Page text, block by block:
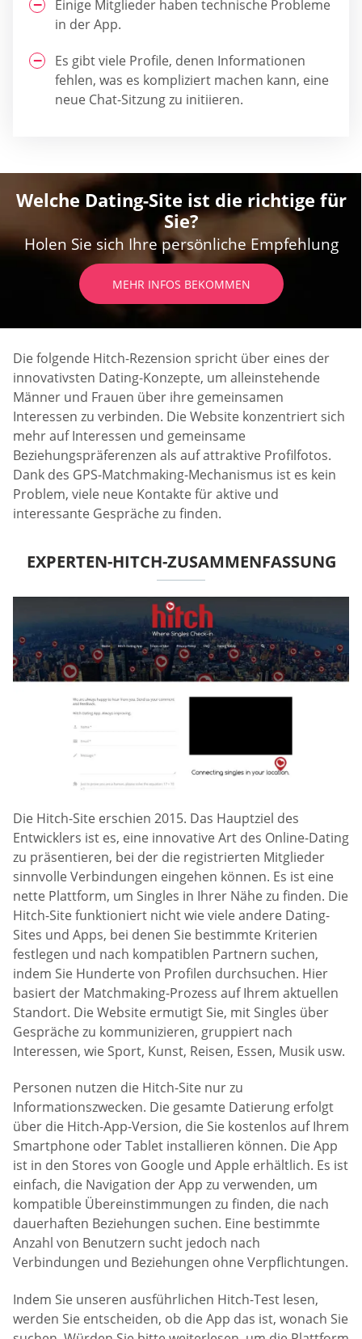
Einige Mitglieder haben technische Probleme
in der App.
Es gibt viele Profile, denen Informationen
fehlen, was es kompliziert machen kann, eine
neue Chat-Sitzung zu initiieren.
Welche Dating-Site ist die richtige für
Sie?
Holen Sie sich Ihre persönliche Empfehlung
MEHR INFOS BEKOMMEN
Die folgende Hitch-Rezension spricht über eines der
innovativsten Dating-Konzepte, um alleinstehende
Männer und Frauen über ihre gemeinsamen
Interessen zu verbinden. Die Website konzentriert sich
mehr auf Interessen und gemeinsame
Beziehungspräferenzen als auf attraktive Profilfotos.
Dank des GPS-Matchmaking-Mechanismus ist es kein
Problem, viele neue Kontakte für aktive und
interessante Gespräche zu finden.
EXPERTEN-HITCH-ZUSAMMENFASSUNG
Die Hitch-Site erschien 2015. Das Hauptziel des
Entwicklers ist es, eine innovative Art des Online-Dating
zu präsentieren, bei der die registrierten Mitglieder
sinnvolle Verbindungen eingehen können. Es ist eine
nette Plattform, um Singles in Ihrer Nähe zu finden. Die
Hitch-Site funktioniert nicht wie viele andere Dating-
Sites und Apps, bei denen Sie bestimmte Kriterien
festlegen und nach kompatiblen Partnern suchen,
indem Sie Hunderte von Profilen durchsuchen. Hier
basiert der Matchmaking-Prozess auf Ihrem aktuellen
Standort. Die Website ermutigt Sie, mit Singles über
Gespräche zu kommunizieren, gruppiert nach
Interessen, wie Sport, Kunst, Reisen, Essen, Musik usw.
Personen nutzen die Hitch-Site nur zu
Informationszwecken. Die gesamte Datierung erfolgt
über die Hitch-App-Version, die Sie kostenlos auf Ihrem
Smartphone oder Tablet installieren können. Die App
ist in den Stores von Google und Apple erhältlich. Es ist
einfach, die Navigation der App zu verwenden, um
kompatible Übereinstimmungen zu finden, die nach
dauerhaften Beziehungen suchen. Eine bestimmte
Anzahl von Benutzern sucht jedoch nach
Verbindungen und Beziehungen ohne Verpflichtungen.
Indem Sie unseren ausführlichen Hitch-Test lesen,
werden Sie entscheiden, ob die App das ist, wonach Sie